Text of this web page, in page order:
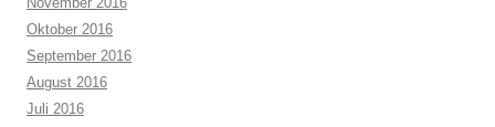
Oktober 2016
September 2016
August 2016
Juli 2016